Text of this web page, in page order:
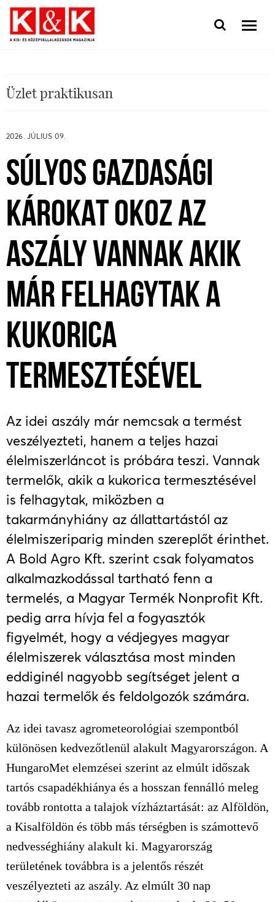
Üzlet praktikusan
2026. JÚLIUS 09.
SÚLYOS GAZDASÁGI
KÁROKAT OKOZ AZ
ASZÁLY VANNAK AKIK
MÁR FELHAGYTAK A
KUKORICA
TERMESZTÉSÉVEL
Az idei aszály már nemcsak a termést
veszélyezteti, hanem a teljes hazai
élelmiszerláncot is próbára teszi. Vannak
termelők, akik a kukorica termesztésével
is felhagytak, miközben a
takarmányhiány az állattartástól az
élelmiszeriparig minden szereplőt érinthet.
A Bold Agro Kft. szerint csak folyamatos
alkalmazkodással tartható fenn a
termelés, a Magyar Termék Nonprofit Kft.
pedig arra hívja fel a fogyasztók
figyelmét, hogy a védjegyes magyar
élelmiszerek választása most minden
eddiginél nagyobb segítséget jelent a
hazai termelők és feldolgozók számára.
Az idei tavasz agrometeorológiai szempontból
különösen kedvezőtlenül alakult Magyarországon. A
HungaroMet elemzései szerint az elmúlt időszak
tartós csapadékhiánya és a hosszan fennálló meleg
tovább rontotta a talajok vízháztartását: az Alföldön,
a Kisalföldön és több más térségben is számottevő
nedvességhiány alakult ki. Magyarország
területének továbbra is a jelentős részét
veszélyezteti az aszály. Az elmúlt 30 nap